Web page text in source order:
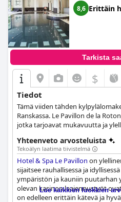
8,6 Erittäin
Tarkista
$
Tiedot
Tämä viiden tähden
Ranskassa. Le Pavillon de la
jotka tarjoavat mukavuutta ja
maisemineen.
Yhteenveto arvosteluista
Tekoälyn laatima tiivistelmä
Hotel & Spa Le Pavillon on
sijaitsee rauhallisessa ja
ympäristön ja kauniin puutarhan
olevan kasinon laajennustyöt
on edelleen erittäin kätevä ja
Lue kaikkien luokkien